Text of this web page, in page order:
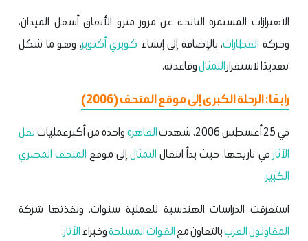
الاهتزازات المستمرة الناتجة عن مرور مترو الأنفاق أسفل الميدان،
وحركة القطارات، بالإضافة إلى إنشاء كوبري أكتوبر، وهو ما شكل
تهديدًا لاستقرارالتمثالوقاعدته.
رابعًا: الرحلة الكبرى إلى موقع المتحف (2006)
في 25 أغسطس 2006، شهدت القاهرةواحدة من أكبر عملياتنقل
الآثار في تاريخها، حيث بدأ انتقال التمثال إلى موقع المتحف المصري
الكبير.
استغرقت الدراسات الهندسية للعملية سنوات، ونفذتها شركة
المقاولون العرببالتعاون معالقوات المسلحةوخبراءالآثار.